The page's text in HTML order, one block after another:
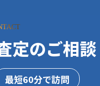
定のご相談
最短60分で訪問